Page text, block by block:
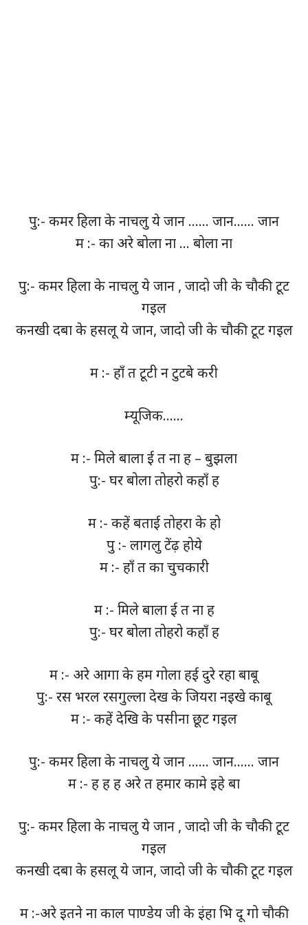
पु:- कमर हिला के नाचलु ये जान …… जान…… जान
म :- का अरे बोला ना … बोला ना
पु:- कमर हिला के नाचलु ये जान , जादो जी के चौकी टूट
गइल
कनखी दबा के हसलू ये जान, जादो जी के चौकी टूट गइल
म :- हाँ त टूटी न टुटबे करी
म्यूजिक……
म :- मिले बाला ई त ना ह – बुझला
पु:- घर बोला तोहरो कहाँ ह
म :- कहें बताई तोहरा के हो
पु :- लागलु टेंढ़ होये
म :- हाँ त का चुचकारी
म :- मिले बाला ई त ना ह
पु:- घर बोला तोहरो कहाँ ह
म :- अरे आगा के हम गोला हई दुरे रहा बाबू
पु:- रस भरल रसगुल्ला देख के जियरा नइखे काबू
म :- कहें देखि के पसीना छूट गइल
पु:- कमर हिला के नाचलु ये जान …… जान…… जान
म :- ह ह ह अरे त हमार कामे इहे बा
पु:- कमर हिला के नाचलु ये जान , जादो जी के चौकी टूट
गइल
कनखी दबा के हसलू ये जान, जादो जी के चौकी टूट गइल
म :-अरे इतने ना काल पाण्डेय जी के इंहा भि दू गो चौकी